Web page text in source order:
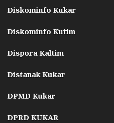
Diskominfo Kukar
Diskominfo Kutim
Dispora Kaltim
Distanak Kukar
DPMD Kukar
DPRD KUKAR